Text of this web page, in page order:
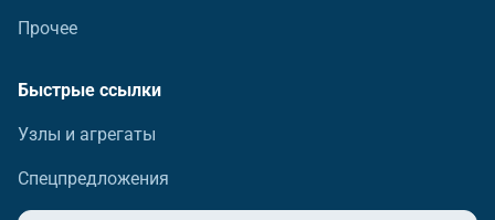
Прочее
Быстрые ссылки
Узлы и агрегаты
Спецпредложения